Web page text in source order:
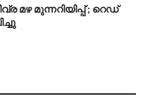
മഴ മുന്നറിയിപ്പ് ; റെഡ്